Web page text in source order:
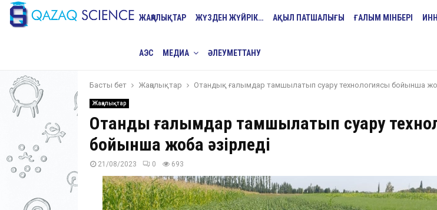
ЖАҢАЛЫҚТАР ЖҮЗДЕН ЖҮЙРІК… АҚЫЛ ПАТШАЛЫҒЫ ҒАЛЫМ МІНБЕРІ
АЭС МЕДИА ӘЛЕУМЕТТАНУ
Басты бет Жаңалықтар Отандық ғалымдар тамшылатып суару технологиясы бойынша
Жаңалықтар
Отандық ғалымдар тамшылатып суару
бойынша жоба әзірледі
21/08/2023 0 693